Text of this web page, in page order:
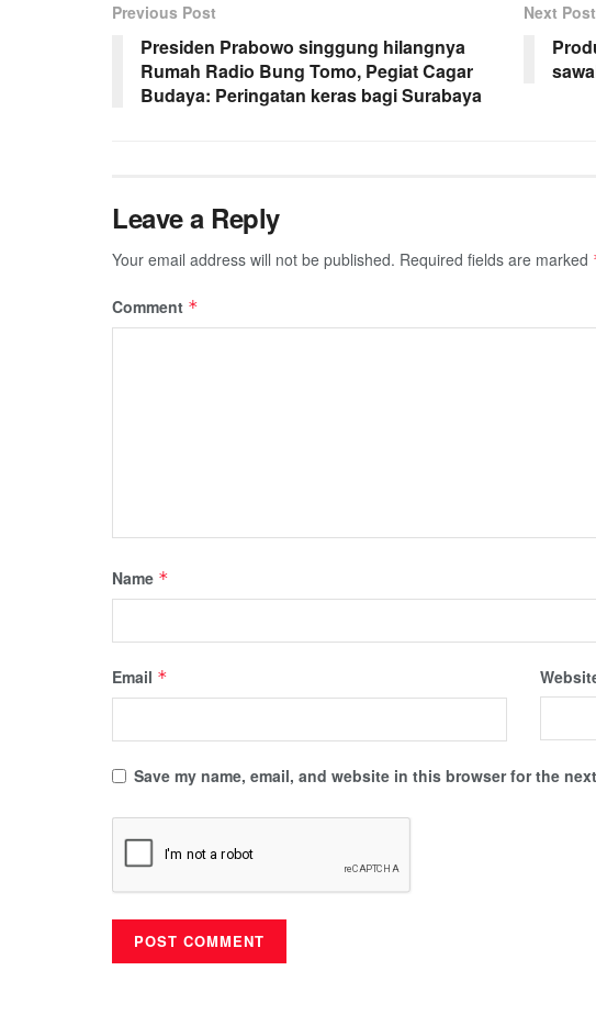
Previous Post
Presiden Prabowo singgung hilangnya
Rumah Radio Bung Tomo, Pegiat Cagar
Budaya: Peringatan keras bagi Surabaya
Next Post
Leave a Reply
Your email address will not be published. Required fields are marked
Comment *
Name *
Email *
Save my name, email, and website in this browser for the